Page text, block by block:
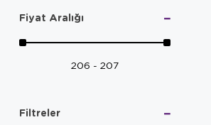
Fiyat Aralığı
206 - 207
Filtreler